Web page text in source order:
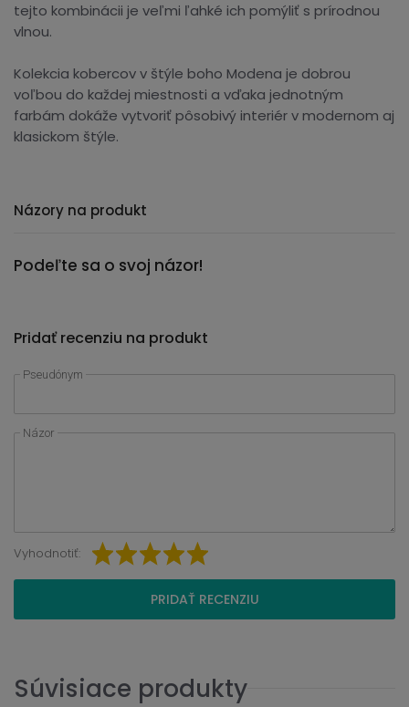
tejto kombinácii je veľmi ľahké ich pomýliť s prírodnou
vlnou.
Kolekcia kobercov v štýle boho Modena je dobrou
voľbou do každej miestnosti a vďaka jednotným
farbám dokáže vytvoriť pôsobivý interiér v modernom aj
klasickom štýle.
Názory na produkt
Podeľte sa o svoj názor!
Pridať recenziu na produkt
Pseudónym
Názor
Vyhodnotiť:
PRIDAŤ RECENZIU
Súvisiace produkty